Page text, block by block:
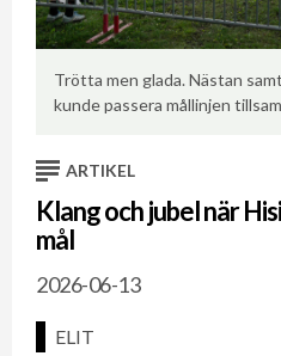
Trötta men glada. Nästan
kunde passera mållinjen
ARTIKEL
Klang och jubel när
mål
2026-06-13
ELIT